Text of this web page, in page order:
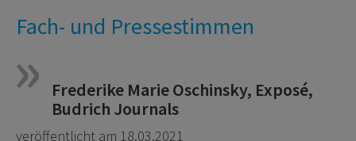
Fach- und Pressestimmen
Frederike Marie Oschinsky, Exposé,
Budrich Journals
veröffentlicht am 18.03.2021